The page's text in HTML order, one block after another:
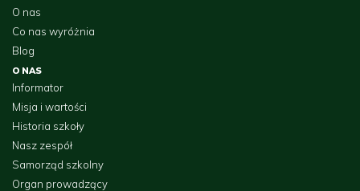
O nas
Co nas wyróżnia
Blog
O NAS
Informator
Misja i wartości
Historia szkoły
Nasz zespół
Samorząd szkolny
Organ prowadzący